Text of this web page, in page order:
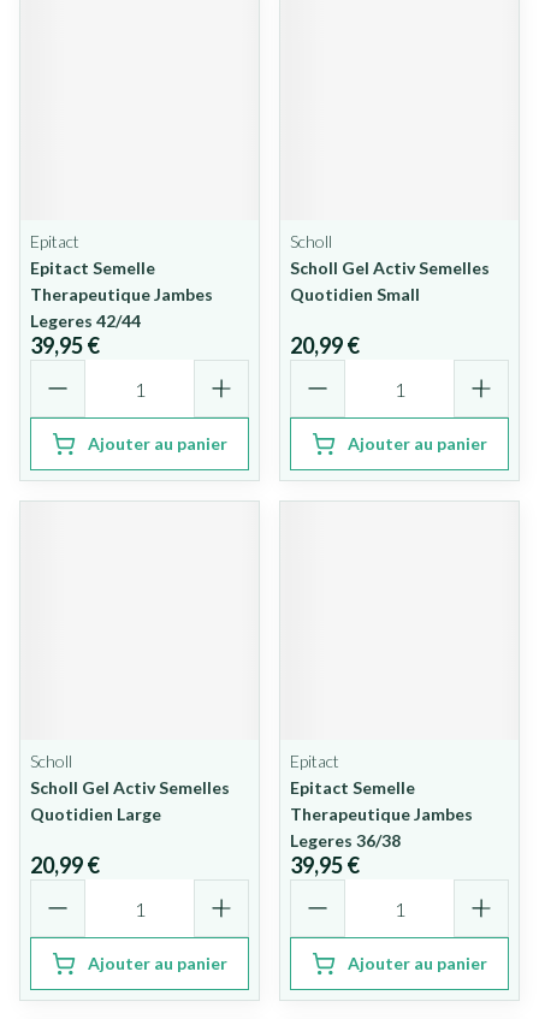
Epitact
Epitact Semelle
Therapeutique Jambes
Legeres 42/44
39,95 €
Ajouter au panier
Scholl
Scholl Gel Activ Semelles
Quotidien Small
20,99 €
Ajouter au panier
Scholl
Scholl Gel Activ Semelles
Quotidien Large
20,99 €
Ajouter au panier
Epitact
Epitact Semelle
Therapeutique Jambes
Legeres 36/38
39,95 €
Ajouter au panier